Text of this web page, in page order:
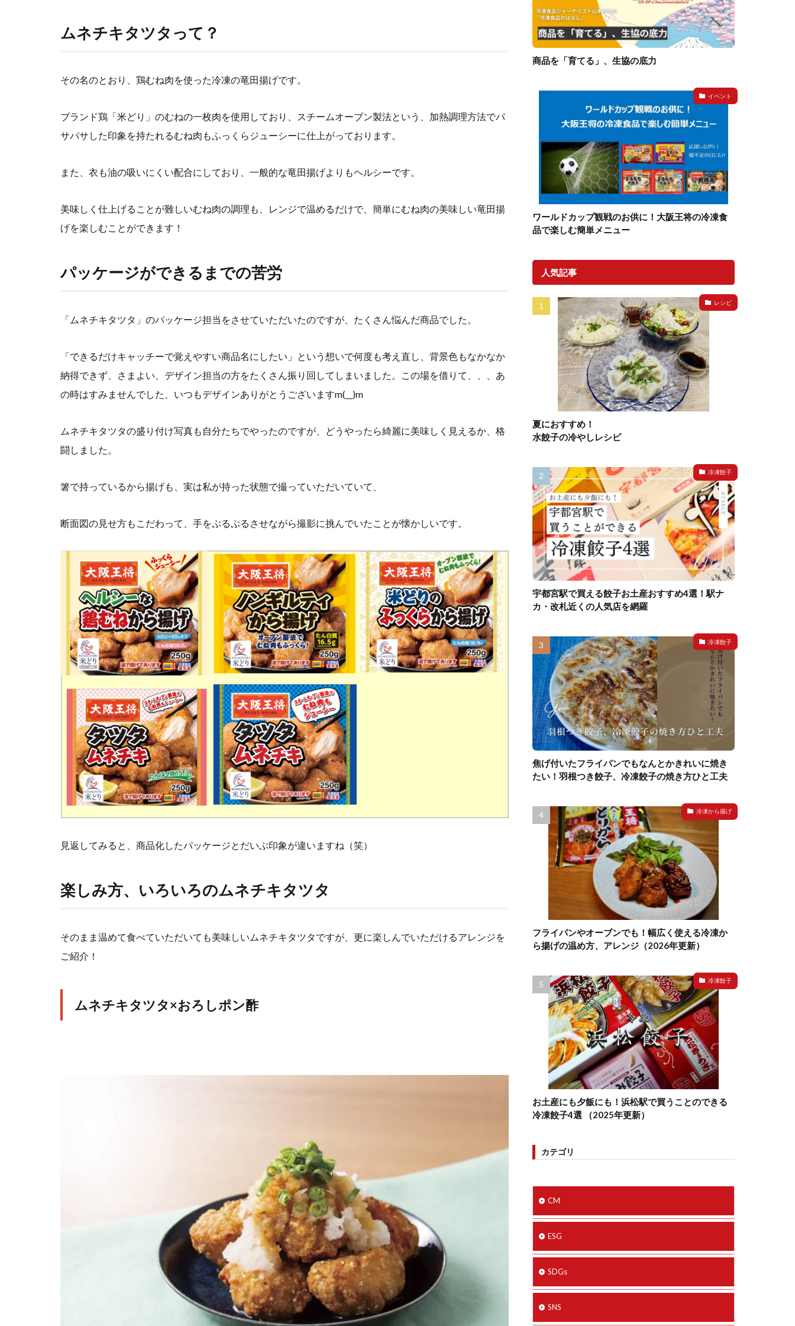
ムネチキタツタって？
その名のとおり、鶏むね肉を使った冷凍の竜田揚げです。
ブランド鶏「米どり」のむねの一枚肉を使用しており、スチームオーブン製法という、加熱調理方法でパ
サパサした印象を持たれるむね肉もふっくらジューシーに仕上がっております。
また、衣も油の吸いにくい配合にしており、一般的な竜田揚げよりもヘルシーです。
美味しく仕上げることが難しいむね肉の調理も、レンジで温めるだけで、簡単にむね肉の美味しい竜田揚
げを楽しむことができます！
パッケージができるまでの苦労
「ムネチキタツタ」のパッケージ担当をさせていただいたのですが、たくさん悩んだ商品でした。
「できるだけキャッチーで覚えやすい商品名にしたい」という想いで何度も考え直し、背景色もなかなか
納得できず、さまよい、デザイン担当の方をたくさん振り回してしまいました。この場を借りて、、、あ
の時はすみませんでした、いつもデザインありがとうございますm(__)m
ムネチキタツタの盛り付け写真も自分たちでやったのですが、どうやったら綺麗に美味しく見えるか、格
闘しました。
箸で持っているから揚げも、実は私が持った状態で撮っていただいていて、
断面図の見せ方もこだわって、手をぷるぷるさせながら撮影に挑んでいたことが懐かしいです。
見返してみると、商品化したパッケージとだいぶ印象が違いますね（笑）
楽しみ方、いろいろのムネチキタツタ
そのまま温めて食べていただいても美味しいムネチキタツタですが、更に楽しんでいただけるアレンジを
ご紹介！
ムネチキタツタ×おろしポン酢
商品を「育てる」、生協の底力
イベント
ワールドカップ観戦のお供に！大阪王将の冷凍食
品で楽しむ簡単メニュー
人気記事
レシピ
夏におすすめ！
水餃子の冷やしレシピ
冷凍餃子
宇都宮駅で買える餃子お土産おすすめ4選！駅ナ
カ・改札近くの人気店を網羅
冷凍餃子
焦げ付いたフライパンでもなんとかきれいに焼き
たい！羽根つき餃子、冷凍餃子の焼き方ひと工夫
冷凍から揚げ
フライパンやオーブンでも！幅広く使える冷凍か
ら揚げの温め方、アレンジ（2026年更新）
冷凍餃子
お土産にも夕飯にも！浜松駅で買うことのできる
冷凍餃子4選 （2025年更新）
カテゴリ
CM
ESG
SDGs
SNS